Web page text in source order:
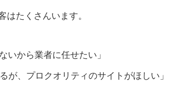
はたくさんいます。
いから業者に任せたい」
が、プロクオリティのサイトがほしい」